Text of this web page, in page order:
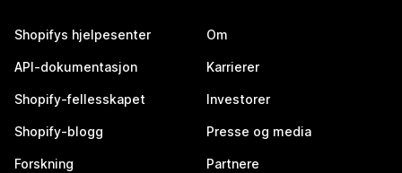
Shopifys hjelpesenter
API-dokumentasjon
Shopify-fellesskapet
Shopify-blogg
Forskning
Om
Karrierer
Investorer
Presse og media
Partnere